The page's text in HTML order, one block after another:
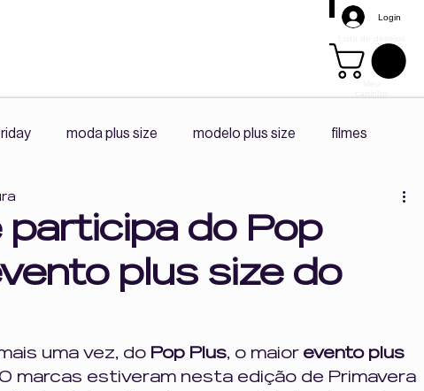
Login
moda plus size modelo plus size filmes
roupas plus size playlist spotify
leitura diário da ceo co -criação
Fitness Corpo e Autonomia Vivências Plus Size
participa do Pop
plus size do
uma vez, do Pop Plus, o maior evento plus
marcas estiveram nesta edição de Primavera